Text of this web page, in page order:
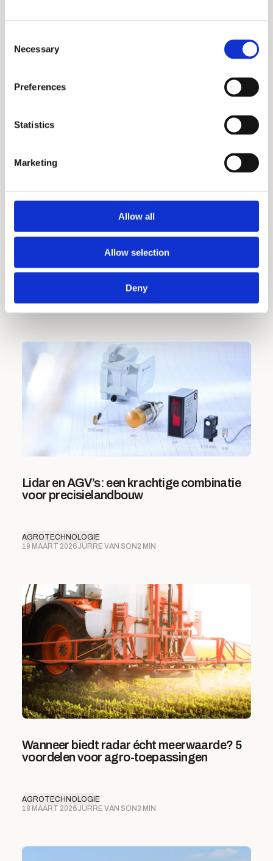
Selection
Necessary
Preferences
Statistics
Marketing
Allow all
Allow selection
Deny
Autonome landbouw met lidar: 3
praktijkvoorbeelden uit andere sectoren
DEFENSIE
19 MAART 2026JURRE VAN SON5 MIN
Lidar en AGV’s: een krachtige combinatie
voor precisielandbouw
AGROTECHNOLOGIE
19 MAART 2026JURRE VAN SON 2 MIN
Wanneer biedt radar écht meerwaarde? 5
voordelen voor agro-toepassingen
AGROTECHNOLOGIE
18 MAART 2026JURRE VAN SON 3 MIN